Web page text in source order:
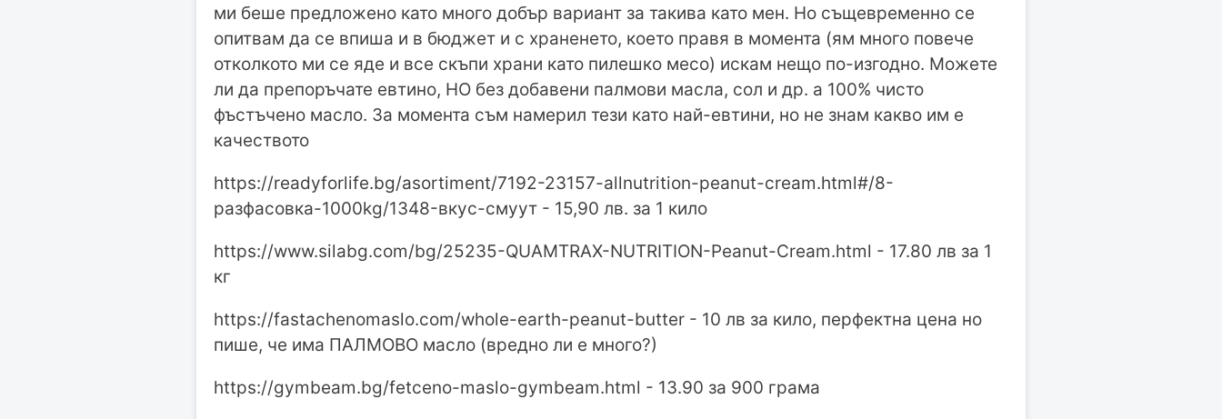
ми беше предложено като много добър вариант за такива като мен. Но същевременно се
опитвам да се впиша и в бюджет и с храненето, което правя в момента (ям много повече
отколкото ми се яде и все скъпи храни като пилешко месо) искам нещо по-изгодно. Можете
ли да препоръчате евтино, НО без добавени палмови масла, сол и др. а 100% чисто
фъстъчено масло. За момента съм намерил тези като най-евтини, но не знам какво им е
качеството
https://readyforlife.bg/asortiment/7192-23157-allnutrition-peanut-cream.html#/8-
разфасовка-1000kg/1348-вкус-смуут - 15,90 лв. за 1 кило
https://www.silabg.com/bg/25235-QUAMTRAX-NUTRITION-Peanut-Cream.html - 17.80 лв за 1
кг
https://fastachenomaslo.com/whole-earth-peanut-butter - 10 лв за кило, перфектна цена но
пише, че има ПАЛМОВО масло (вредно ли е много?)
https://gymbeam.bg/fetceno-maslo-gymbeam.html - 13.90 за 900 грама